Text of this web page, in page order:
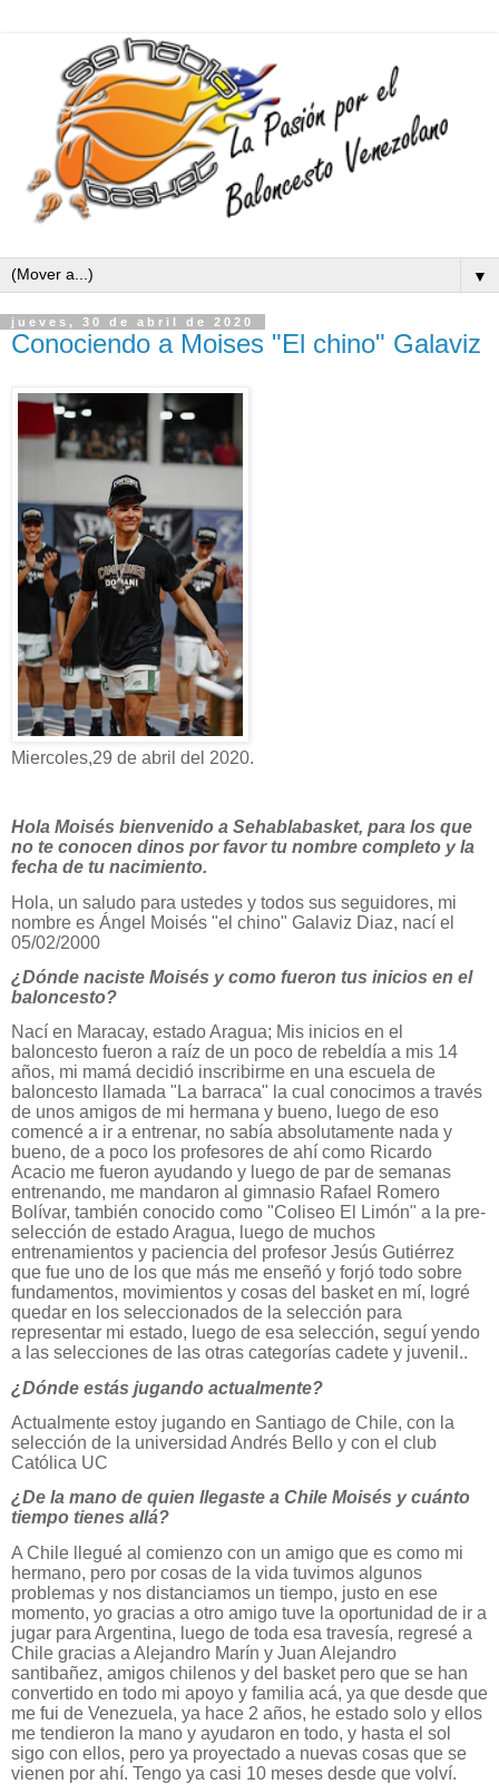
▼
jueves, 30 de abril de 2020
Conociendo a Moises "El chino" Galaviz
Miercoles,29 de abril del 2020.
Hola Moisés bienvenido a Sehablabasket, para los que
no te conocen dinos por favor tu nombre completo y la
fecha de tu nacimiento.
Hola, un saludo para ustedes y todos sus seguidores, mi
nombre es Ángel Moisés "el chino" Galaviz Diaz, nací el
05/02/2000
¿Dónde naciste Moisés y como fueron tus inicios en el
baloncesto?
Nací en Maracay, estado Aragua; Mis inicios en el
baloncesto fueron a raíz de un poco de rebeldía a mis 14
años, mi mamá decidió inscribirme en una escuela de
baloncesto llamada "La barraca" la cual conocimos a través
de unos amigos de mi hermana y bueno, luego de eso
comencé a ir a entrenar, no sabía absolutamente nada y
bueno, de a poco los profesores de ahí como Ricardo
Acacio me fueron ayudando y luego de par de semanas
entrenando, me mandaron al gimnasio Rafael Romero
Bolívar, también conocido como "Coliseo El Limón" a la pre-
selección de estado Aragua, luego de muchos
entrenamientos y paciencia del profesor Jesús Gutiérrez
que fue uno de los que más me enseñó y forjó todo sobre
fundamentos, movimientos y cosas del basket en mí, logré
quedar en los seleccionados de la selección para
representar mi estado, luego de esa selección, seguí yendo
a las selecciones de las otras categorías cadete y juvenil..
¿Dónde estás jugando actualmente?
Actualmente estoy jugando en Santiago de Chile, con la
selección de la universidad Andrés Bello y con el club
Católica UC
¿De la mano de quien llegaste a Chile Moisés y cuánto
tiempo tienes allá?
A Chile llegué al comienzo con un amigo que es como mi
hermano, pero por cosas de la vida tuvimos algunos
problemas y nos distanciamos un tiempo, justo en ese
momento, yo gracias a otro amigo tuve la oportunidad de ir a
jugar para Argentina, luego de toda esa travesía, regresé a
Chile gracias a Alejandro Marín y Juan Alejandro
santibañez, amigos chilenos y del basket pero que se han
convertido en todo mi apoyo y familia acá, ya que desde que
me fui de Venezuela, ya hace 2 años, he estado solo y ellos
me tendieron la mano y ayudaron en todo, y hasta el sol
sigo con ellos, pero ya proyectado a nuevas cosas que se
vienen por ahí. Tengo ya casi 10 meses desde que volví.